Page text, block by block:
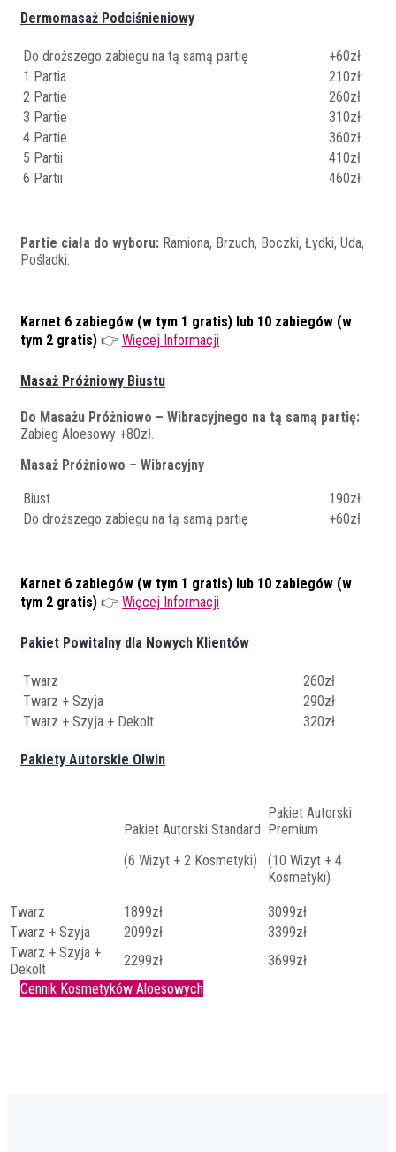
Dermomasaż Podciśnieniowy
Do droższego zabiegu na tą samą partię
+60zł
1 Partia
210zł
2 Partie
260zł
3 Partie
310zł
4 Partie
360zł
5 Partii
410zł
6 Partii
460zł
Partie ciała do wyboru: Ramiona, Brzuch, Boczki, Łydki, Uda,
Pośladki.
Karnet 6 zabiegów (w tym 1 gratis) lub 10 zabiegów (w
tym 2 gratis) 👉 Więcej Informacji
Masaż Próżniowy Biustu
Do Masażu Próżniowo – Wibracyjnego na tą samą partię:
Zabieg Aloesowy +80zł.
Masaż Próżniowo – Wibracyjny
Biust
190zł
Do droższego zabiegu na tą samą partię
+60zł
Karnet 6 zabiegów (w tym 1 gratis) lub 10 zabiegów (w
tym 2 gratis) 👉 Więcej Informacji
Pakiet Powitalny dla Nowych Klientów
Twarz
260zł
Twarz + Szyja
290zł
Twarz + Szyja + Dekolt
320zł
Pakiety Autorskie Olwin
Pakiet Autorski Standard
(6 Wizyt + 2 Kosmetyki)
Pakiet Autorski
Premium
(10 Wizyt + 4
Kosmetyki)
Twarz 1899zł
3099zł
Twarz + Szyja
2099zł
3399zł
Twarz + Szyja +
Dekolt
2299zł
3699zł
Cennik Kosmetyków Aloesowych